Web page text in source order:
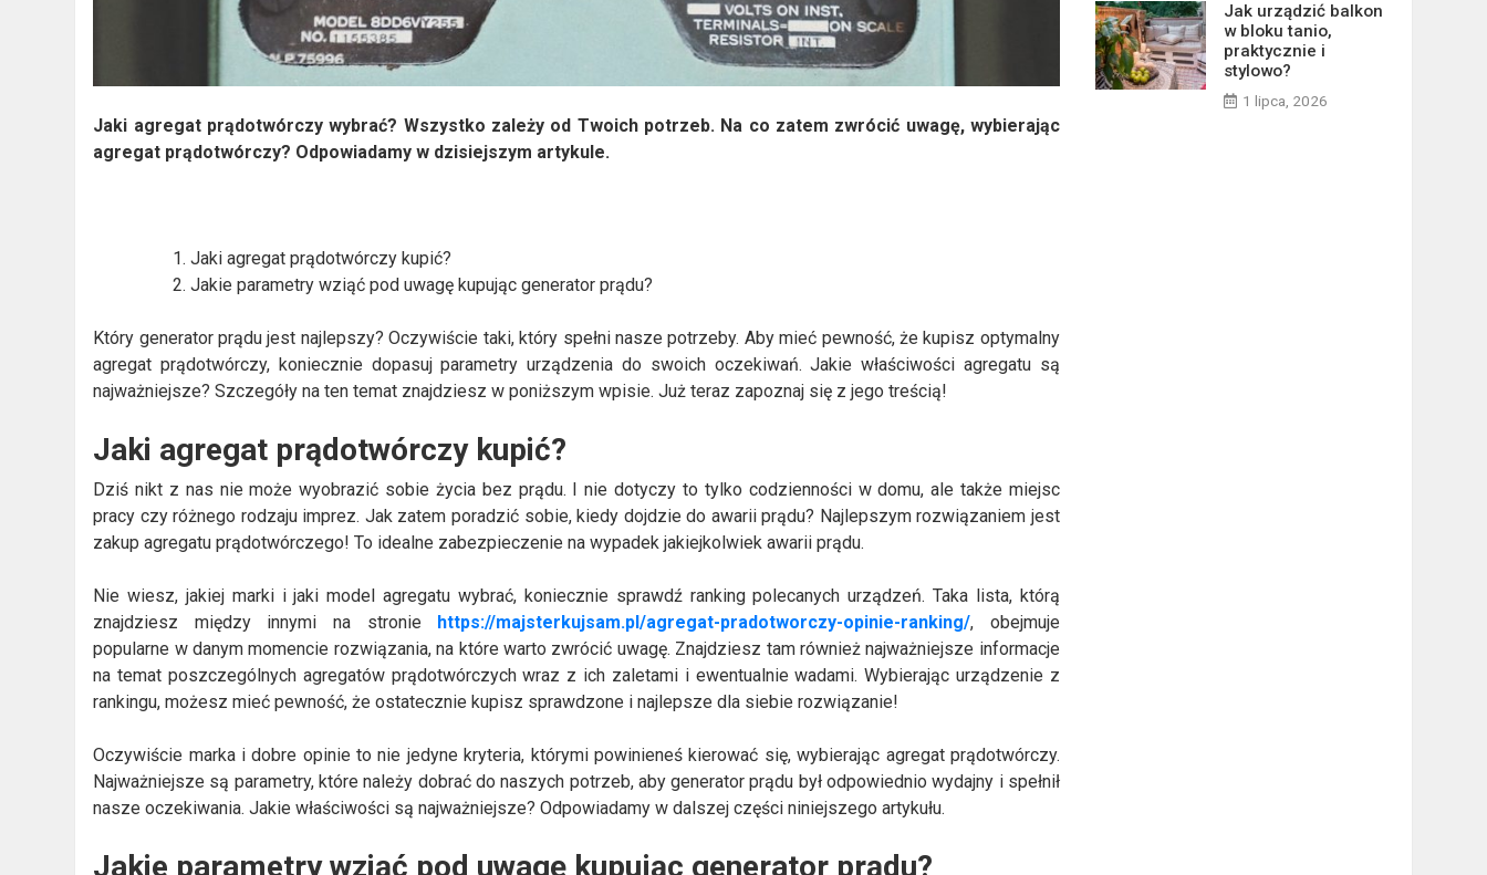
Jaki agregat prądotwórczy wybrać? Wszystko zależy od Twoich potrzeb. Na co zatem zwrócić uwagę, wybierając
agregat prądotwórczy? Odpowiadamy w dzisiejszym artykule.
Jaki agregat prądotwórczy kupić?
Jakie parametry wziąć pod uwagę kupując generator prądu?
Który generator prądu jest najlepszy? Oczywiście taki, który spełni nasze potrzeby. Aby mieć pewność, że kupisz optymalny
agregat prądotwórczy, koniecznie dopasuj parametry urządzenia do swoich oczekiwań. Jakie właściwości agregatu są
najważniejsze? Szczegóły na ten temat znajdziesz w poniższym wpisie. Już teraz zapoznaj się z jego treścią!
Jaki agregat prądotwórczy kupić?
Dziś nikt z nas nie może wyobrazić sobie życia bez prądu. I nie dotyczy to tylko codzienności w domu, ale także miejsc
pracy czy różnego rodzaju imprez. Jak zatem poradzić sobie, kiedy dojdzie do awarii prądu? Najlepszym rozwiązaniem jest
zakup agregatu prądotwórczego! To idealne zabezpieczenie na wypadek jakiejkolwiek awarii prądu.
Nie wiesz, jakiej marki i jaki model agregatu wybrać, koniecznie sprawdź ranking polecanych urządzeń. Taka lista, którą
znajdziesz między innymi na stronie https://majsterkujsam.pl/agregat-pradotworczy-opinie-ranking/, obejmuje
popularne w danym momencie rozwiązania, na które warto zwrócić uwagę. Znajdziesz tam również najważniejsze informacje
na temat poszczególnych agregatów prądotwórczych wraz z ich zaletami i ewentualnie wadami. Wybierając urządzenie z
rankingu, możesz mieć pewność, że ostatecznie kupisz sprawdzone i najlepsze dla siebie rozwiązanie!
Oczywiście marka i dobre opinie to nie jedyne kryteria, którymi powinieneś kierować się, wybierając agregat prądotwórczy.
Najważniejsze są parametry, które należy dobrać do naszych potrzeb, aby generator prądu był odpowiednio wydajny i spełnił
nasze oczekiwania. Jakie właściwości są najważniejsze? Odpowiadamy w dalszej części niniejszego artykułu.
Jakie parametry wziąć pod uwagę kupując generator prądu?
Jak urządzić balkon
w bloku tanio,
praktycznie i
stylowo?
1 lipca, 2026